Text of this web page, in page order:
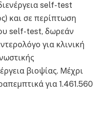
self-test
και σε περίπτωση
self-test, δωρεάν
για κλινική
βιοψίας. Μέχρι
για 1.461.560